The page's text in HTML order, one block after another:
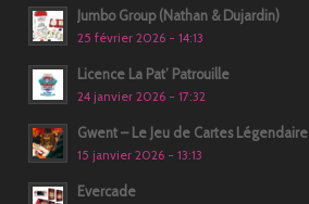
Jumbo Group (Nathan & Dujardin)
25 février 2026 - 14:13
Licence La Pat’ Patrouille
24 janvier 2026 - 17:32
Gwent – Le Jeu de Cartes Légendaire
15 janvier 2026 - 13:13
Evercade